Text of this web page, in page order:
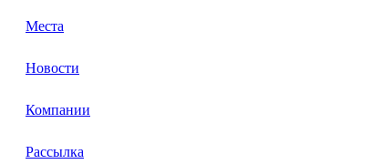
Места
Новости
Компании
Рассылка